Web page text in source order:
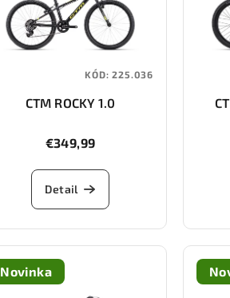
CTM ROCKY 1.0
€349,99
Detail
KÓD:225.036
Novinka